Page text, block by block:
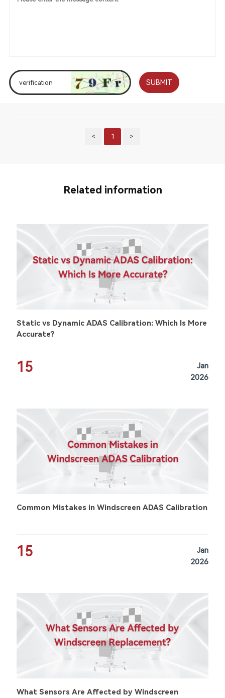
SUBMIT
< 1 >
Related information
Static vs Dynamic ADAS Calibration: Which Is More
Accurate?
15
Jan
2026
Common Mistakes in Windscreen ADAS Calibration
15
Jan
2026
What Sensors Are Affected by Windscreen